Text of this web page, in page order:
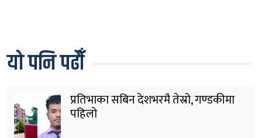
यो पनि पढौँ
प्रतिभाका सबिन देशभरमै तेस्रो, गण्डकीमा
पहिलो